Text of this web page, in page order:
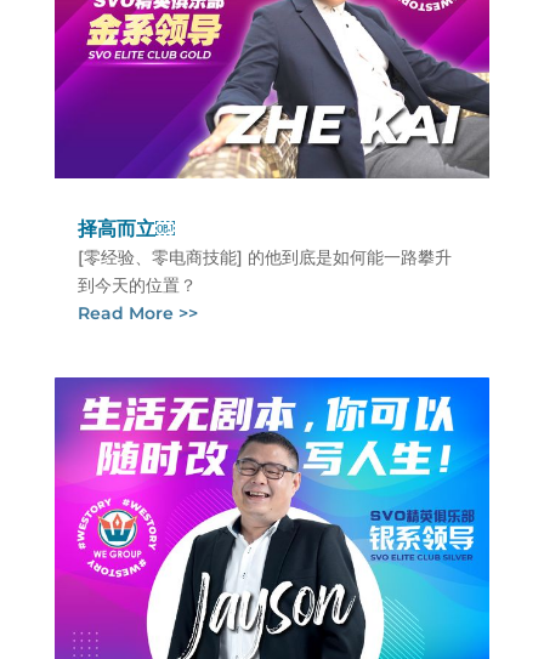
择高而立￼
[零经验、零电商技能] 的他到底是如何能一路攀升
到今天的位置？
Read More >>